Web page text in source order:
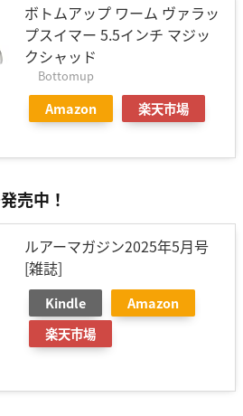
ボトムアップ ワーム ヴァラッ
プスイマー 5.5インチ マジッ
クシャッド
Bottomup
Amazon 楽天市場
売中！
ルアーマガジン2025年5月号
[雑誌]
Kindle
Amazon
楽天市場